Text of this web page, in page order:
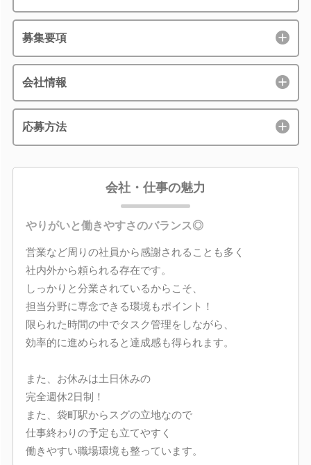
募集要項
会社情報
応募方法
会社・仕事の魅力
やりがいと働きやすさのバランス◎
営業など周りの社員から感謝されることも多く
社内外から頼られる存在です。
しっかりと分業されているからこそ、
担当分野に専念できる環境もポイント！
限られた時間の中でタスク管理をしながら、
効率的に進められると達成感も得られます。
また、お休みは土日休みの
完全週休2日制！
また、袋町駅からスグの立地なので
仕事終わりの予定も立てやすく
働きやすい職場環境も整っています。